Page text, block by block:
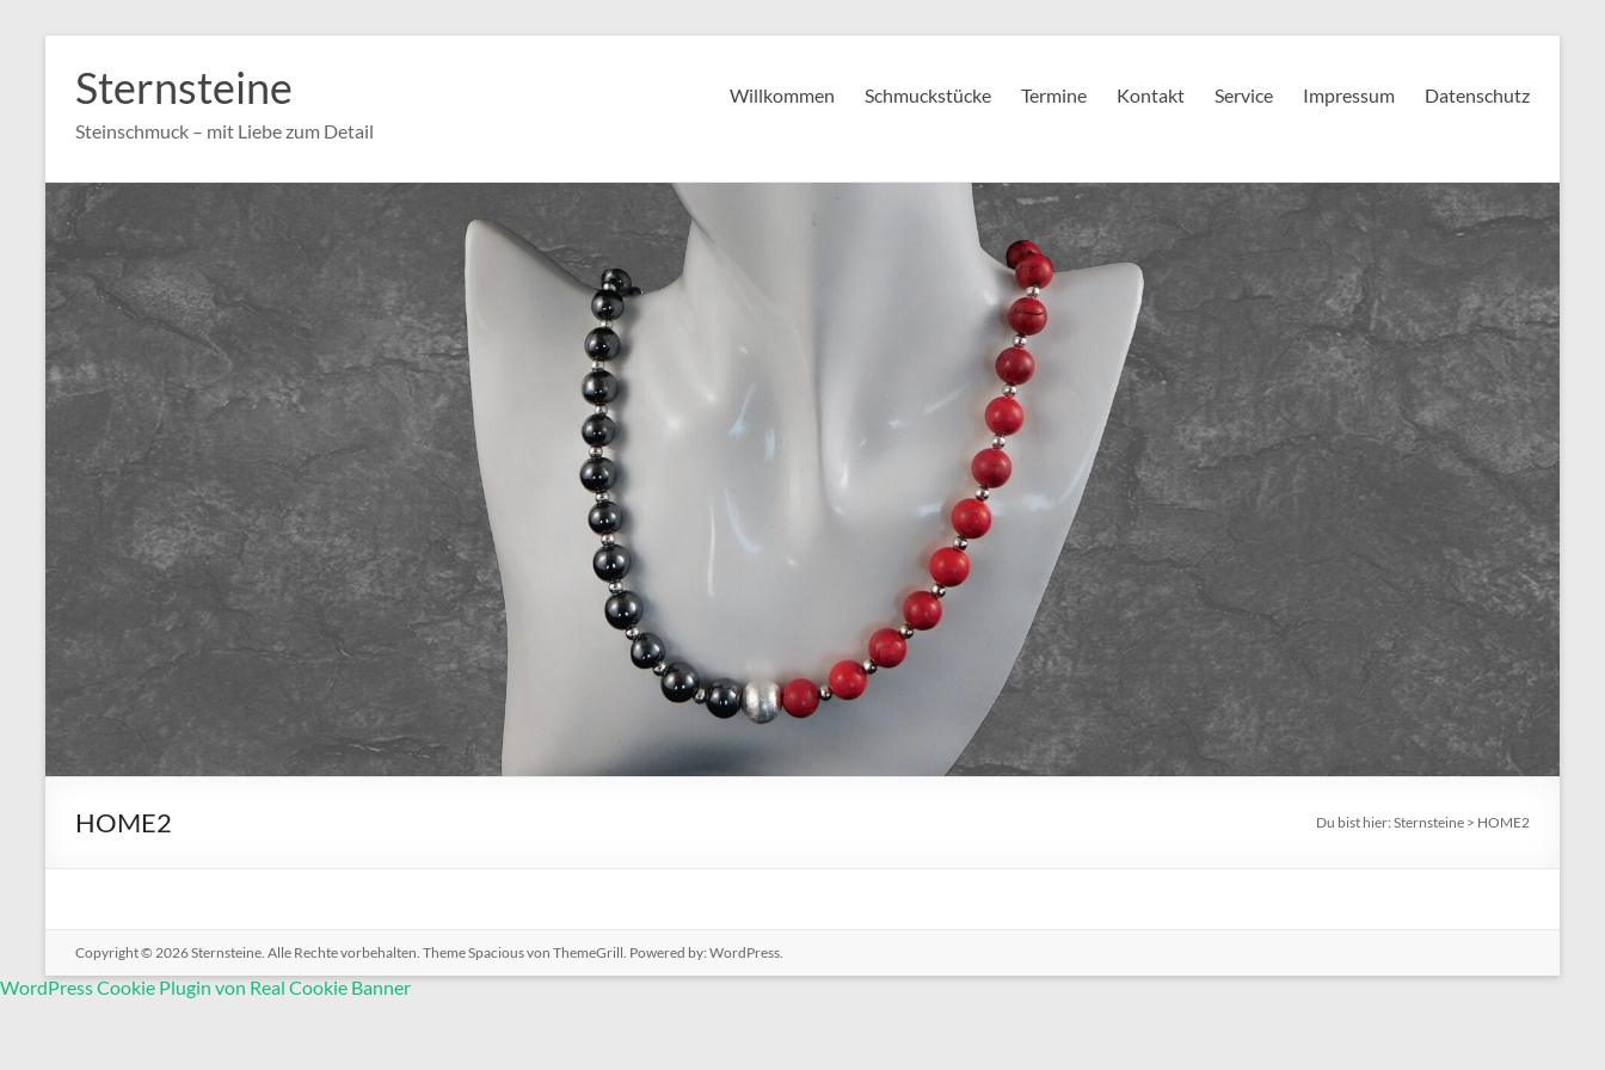
Inhalt
springen
Sternsteine
Steinschmuck – mit Liebe zum Detail
Willkommen Schmuckstücke Termine Kontakt Service Impressum Datenschutz
HOME2 Du bist hier: Sternsteine > HOME2
Copyright © 2026Sternsteine. Alle Rechte vorbehalten. ThemeSpaciousvon ThemeGrill. Powered by: WordPress.
WordPress Cookie Plugin von Real Cookie Banner